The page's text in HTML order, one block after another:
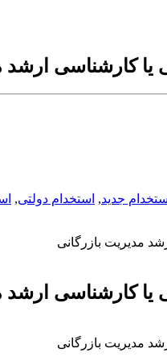
یا کارشناسی ارشد
استخدام جدید, استخدام دولتی,
مدیریت بازرگانی
یا کارشناسی ارشد
مدیریت بازرگانی